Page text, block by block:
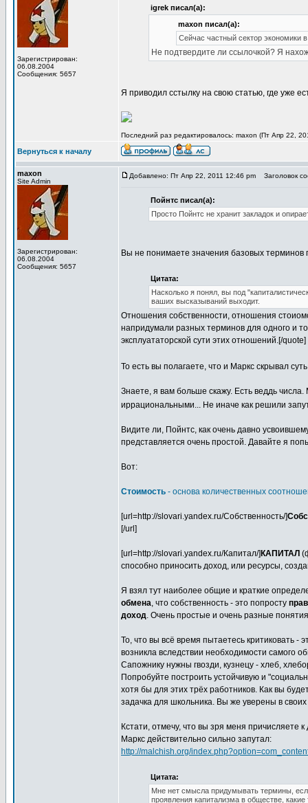
Зарегистрирован:
06.08.2004
Сообщения: 5657
igrek писал(а):
maxon писал(а):
Сейчас частный сектор
Не подтвердите ли ссылочкой? Я
Я приводил сстылку на свою статью, где уже
Последний раз редактировалось: maxon (Пт Апр 22,
Вернуться к началу
maxon
Site Admin
Зарегистрирован:
06.08.2004
Сообщения: 5657
Добавлено: Пт Апр 22, 2011 12:46 pm Заголовок
Пойнтс писал(а):
Просто Пойнтс не хранит закладок и
Вы не понимаете значения базовых
Цитата:
Насколько я понял, вы под
ваших высказываний выходит.
Отношения собственности, отношения
напридумали разных терминов для одного и
эксплуататорской сути этих отношений.[/quote]
То есть вы полагаете, что и Маркс скрывал
Знаете, я вам больше скажу. Есть веддь
иррациональными... Не иначе как решили
Видите ли, Пойнтс, как очень давно
представляется очень простой. Давайте я
Вот:
Стоимость - основа количественных
[url=http://slovari.yandex.ru/Собственность/]
[/url]
[url=http://slovari.yandex.ru/Капитал/] КАПИТАЛ
способно приносить доход, или ресурсы,
Я взял тут наиболее общие и краткие
обмена, что собственность - это попросту
доход. Очень простые и очень разные
То, что вы всё время пытаетесь критиковать
возникла вследствии необходимости самого
Сапожнику нужны гвозди, кузнецу - хлеб,
Попробуйте построить устойчивую и
хотя бы для этих трёх работников. Как вы
задачка для школьника. Вы же уверены в
Кстати, отмечу, что вы зря меня
Маркс действительно сильно запутал:
http://malchish.org/
Цитата:
Мне нет смысла придумывать термины,
проявления капитализма в обществе,